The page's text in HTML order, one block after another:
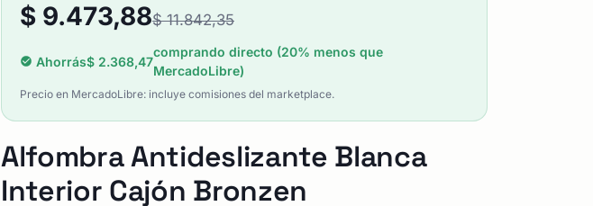
$ 9.473,88$11.842,35
Ahorrás$ 2.368,47
comprando directo (20% menos que
MercadoLibre)
Precio en MercadoLibre: incluye comisiones del marketplace.
Alfombra Antideslizante Blanca
Interior Cajón Bronzen